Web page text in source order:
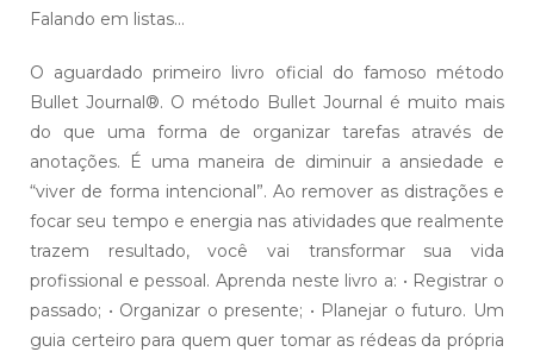
Falando em listas…
O aguardado primeiro livro oficial do famoso método
Bullet Journal®. O método Bullet Journal é muito mais
do que uma forma de organizar tarefas através de
anotações. É uma maneira de diminuir a ansiedade e
“viver de forma intencional”. Ao remover as distrações e
focar seu tempo e energia nas atividades que realmente
trazem resultado, você vai transformar sua vida
profissional e pessoal. Aprenda neste livro a: • Registrar o
passado; • Organizar o presente; • Planejar o futuro. Um
guia certeiro para quem quer tomar as rédeas da própria